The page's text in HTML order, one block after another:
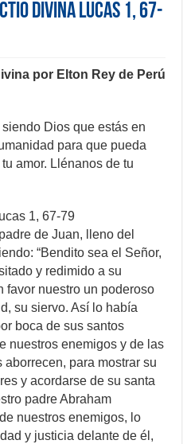
Divina Lucas 1, 67-
por Elton Rey de Perú
Dios que estás en
para que pueda
amor. Llénanos de tu
1, 67-79
de Juan, lleno del
“Bendito sea el Señor,
y redimido a su
favor nuestro un poderoso
su siervo. Así lo había
boca de sus santos
nuestros enemigos y de las
para mostrar su
y acordarse de su santa
padre Abraham
nuestros enemigos, lo
y justicia delante de él,